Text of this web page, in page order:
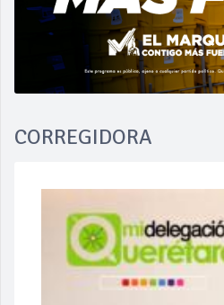
CORREGIDORA